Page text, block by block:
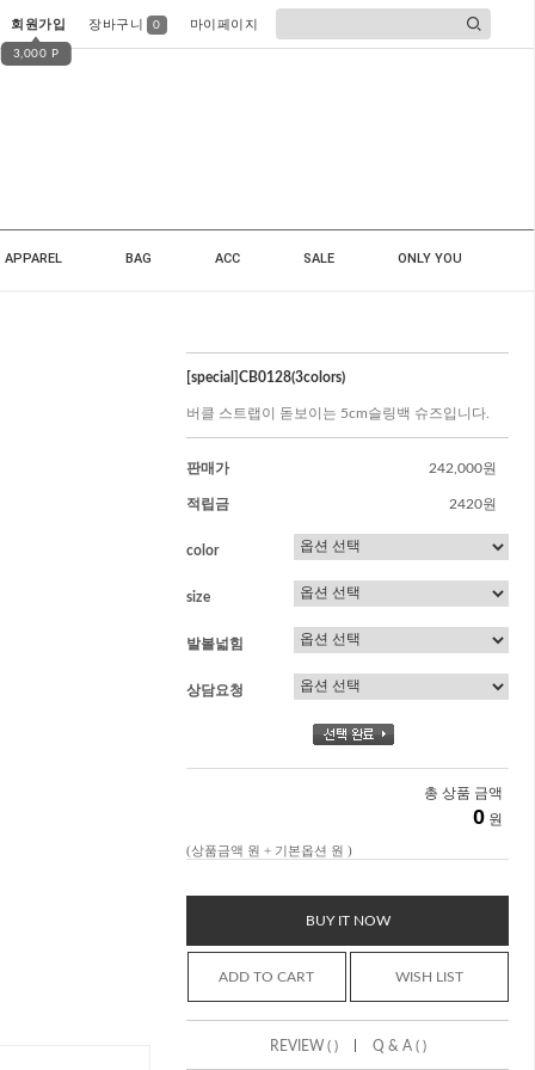
회원가입
3,000 P
장바구니 0 마이페이지
APPAREL BAG ACC SALE ONLY YOU
[special]CB0128(3colors)
버클 스트랩이 돋보이는 5cm슬링백 슈즈입니다.
판매가 242,000원
적립금 2420원
color
size
발볼넓힘
상담요청
총 상품 금액
0 원
(상품금액 원 + 기본옵션 원 )
BUY IT NOW
ADD TO CART WISH LIST
REVIEW ( ) Q & A ( )